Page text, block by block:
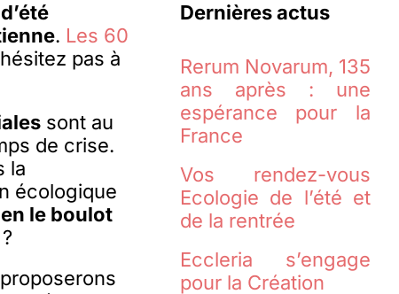
. Les 60
pas à
sont au
de crise.
la
écologique
le boulot
Dernières actus
Rerum Novarum, 135
ans après : une
espérance pour la
France
Vos rendez-vous
Ecologie de l’été et
de la rentrée
Eccleria s’engage
pour la Création